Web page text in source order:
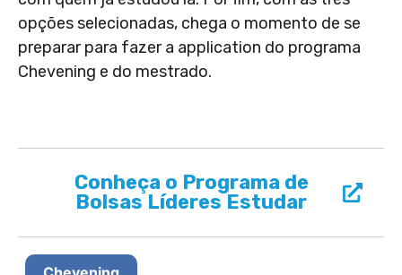
opções selecionadas, chega o momento de se
preparar para fazer a application do programa
Chevening e do mestrado.
Conheça o Programa de
Bolsas Líderes Estudar